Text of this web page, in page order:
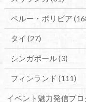
ペルー・ボリビア
タイ (27)
シンガポール(3)
フィンランド (111)
イベント魅力発信ブロ